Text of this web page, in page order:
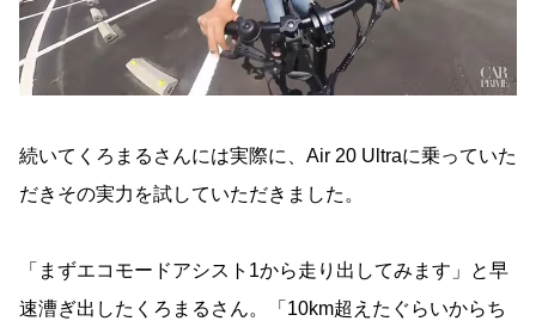
続いてくろまるさんには実際に、Air 20 Ultraに乗っていた
だきその実力を試していただきました。
「まずエコモードアシスト1から走り出してみます」と早
速漕ぎ出したくろまるさん。「10km超えたぐらいからち